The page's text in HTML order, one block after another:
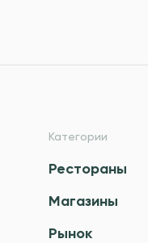
Категории
Рестораны
Магазины
Рынок